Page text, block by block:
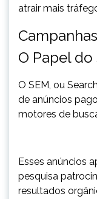
atrair mais
O Papel do
O SEM, ou
de anúncios
motores de
Esses anúncios
pesquisa
resultados